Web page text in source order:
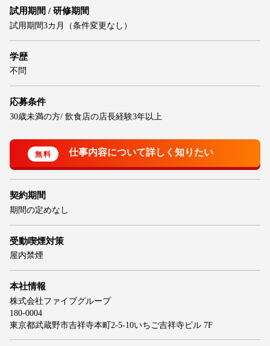
試用期間 / 研修期間
試用期間3カ月（条件変更なし）
学歴
不問
応募条件
30歳未満の方/ 飲食店の店長経験3年以上
契約期間
期間の定めなし
受動喫煙対策
屋内禁煙
本社情報
株式会社ファイブグループ
180-0004
東京都武蔵野市吉祥寺本町2-5-10いちご吉祥寺ビル 7F